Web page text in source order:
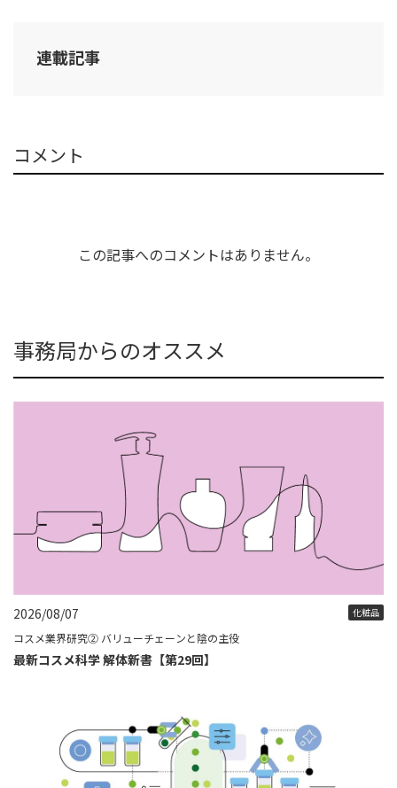
連載記事
コメント
この記事へのコメントはありません。
事務局からのオススメ
2026/08/07 化粧品
コスメ業界研究② バリューチェーンと陰の主役
最新コスメ科学 解体新書【第29回】